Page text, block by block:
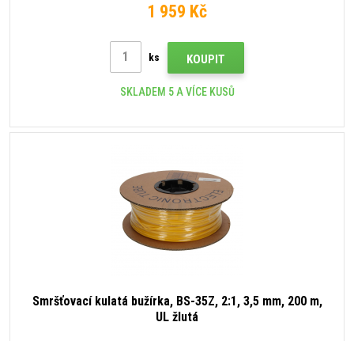
1 959 Kč
ks KOUPIT
SKLADEM 5 A VÍCE KUSŮ
Smršťovací kulatá bužírka, BS-35Z, 2:1, 3,5 mm, 200 m,
UL žlutá